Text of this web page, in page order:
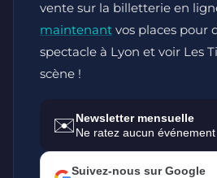
vente sur la billetterie en
maintenant vos places pour
spectacle à Lyon et voir Les
scène !
✉️Newsletter mensuelle
Ne ratez aucun événement
Suivez-nous sur Google